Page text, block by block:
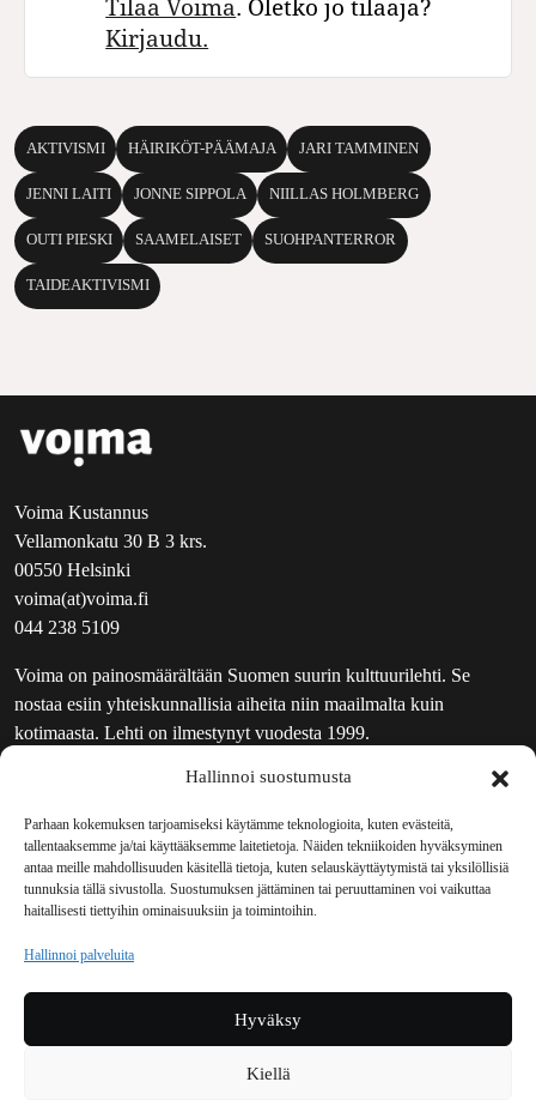
Hallinnoi suostumusta
Parhaan kokemuksen tarjoamiseksi käytämme teknologioita, kuten evästeitä,
tallentaaksemme ja/tai käyttääksemme laitetietoja. Näiden tekniikoiden hyväksyminen
antaa meille mahdollisuuden käsitellä tietoja, kuten selauskäyttäytymistä tai yksilöllisiä
tunnuksia tällä sivustolla. Suostumuksen jättäminen tai peruuttaminen voi vaikuttaa
haitallisesti tiettyihin ominaisuuksiin ja toimintoihin.
Hallinnoi palveluita
Hyväksy
Kiellä
Tilaa Voima. Oletko jo tilaaja?
Kirjaudu.
AKTIVISMI HÄIRIKÖT-PÄÄMAJA JARI TAMMINEN
JENNI LAITI JONNE SIPPOLA NIILLAS HOLMBERG
OUTI PIESKI SAAMELAISET SUOHPANTERROR
TAIDEAKTIVISMI
Voima Kustannus
Vellamonkatu 30 B 3 krs.
00550 Helsinki
voima(at)voima.fi
044 238 5109
Voima on painosmäärältään Suomen suurin kulttuurilehti. Se
nostaa esiin yhteiskunnallisia aiheita niin maailmalta kuin
kotimaasta. Lehti on ilmestynyt vuodesta 1999.
UUTISKIRJE
MAINOSTAJILLE
VASTAMAINOKSET
JAKELUPAIKAT
REKISTERISELOSTE
TILAUKSEN PERUUTUSPYYNTÖ
TILAUSOHJEET JA -EHDOT